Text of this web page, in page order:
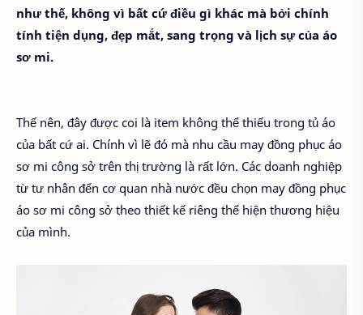
như thế, không vì bất cứ điều gì khác mà bởi chính
tính tiện dụng, đẹp mắt, sang trọng và lịch sự của áo
sơ mi.
Thế nên, đây được coi là item không thể thiếu trong tủ áo
của bất cứ ai. Chính vì lẽ đó mà nhu cầu may đồng phục áo
sơ mi công sở trên thị trường là rất lớn. Các doanh nghiệp
từ tư nhân đến cơ quan nhà nước đều chọn may đồng phục
áo sơ mi công sở theo thiết kế riêng thể hiện thương hiệu
của mình.